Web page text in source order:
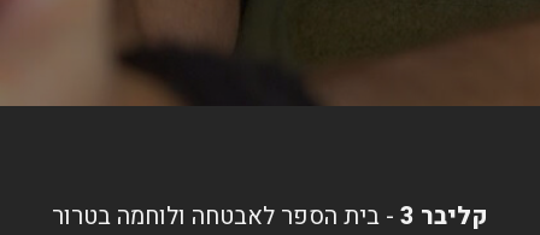
קליבר 3 - בית הספר לאבטחה ולוחמה בטרור